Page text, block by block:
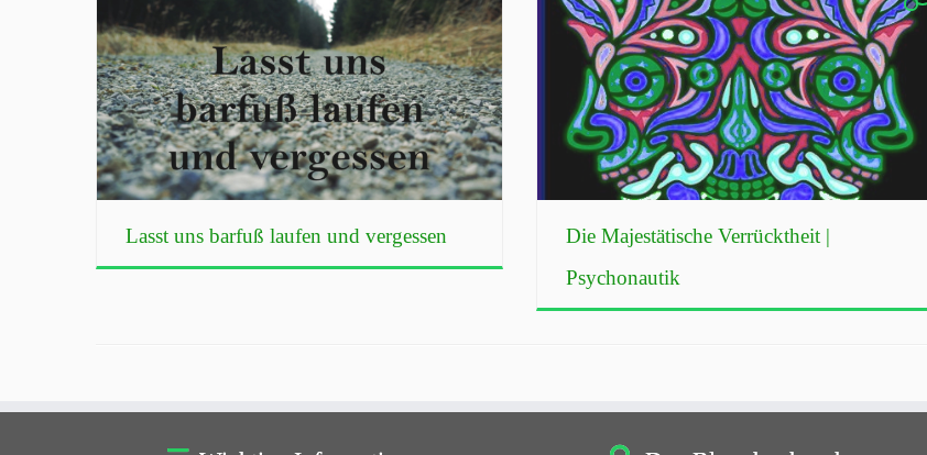
Lasst uns barfuß laufen und vergessen
Die Majestätische Verrücktheit |
Psychonautik